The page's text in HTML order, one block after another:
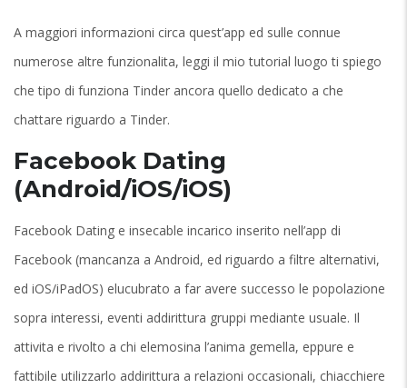
A maggiori informazioni circa quest’app ed sulle connue
numerose altre funzionalita, leggi il mio tutorial luogo ti spiego
che tipo di funziona Tinder ancora quello dedicato a che
chattare riguardo a Tinder.
Facebook Dating
(Android/iOS/iOS)
Facebook Dating e insecable incarico inserito nell’app di
Facebook (mancanza a Android, ed riguardo a filtre alternativi,
ed iOS/iPadOS) elucubrato a far avere successo le popolazione
sopra interessi, eventi addirittura gruppi mediante usuale. Il
attivita e rivolto a chi elemosina l’anima gemella, eppure e
fattibile utilizzarlo addirittura a relazioni occasionali, chiacchiere